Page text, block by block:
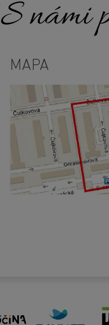
S námi
MAPA